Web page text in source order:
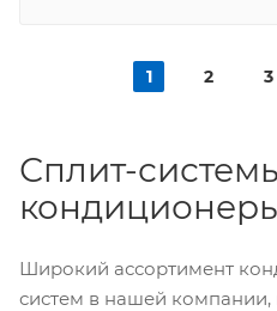
1 2 3
Сплит-
Широкий ассортимент
систем в нашей